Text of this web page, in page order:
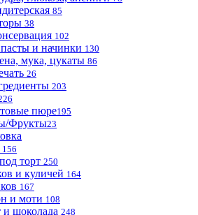
85
38
102
и начинки 130
мука, цукаты 86
26
203
пюре195
Фрукты23
156
торт 250
и куличей 164
167
и моти 108
и шоколада 248